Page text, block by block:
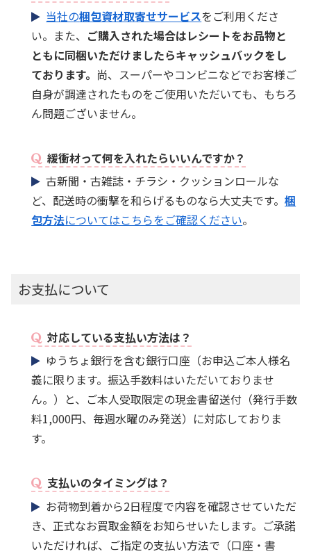
当社の梱包資材取寄せサービスをご利用くださ
い。また、 ご購入された場合はレシートをお品物と
ともに同梱いただけましたらキャッシュバックをし
ております。 尚、スーパーやコンビニなどでお客様ご
自身が調達されたものをご使用いただいても、もちろ
ん問題ございません。
緩衝材って何を入れたらいいんですか？
古新聞・古雑誌・チラシ・クッションロールな
ど、配送時の衝撃を和らげるものなら大丈夫です。梱
包方法についてはこちらをご確認ください。
お支払について
対応している支払い方法は？
ゆうちょ銀行を含む銀行口座（お申込ご本人様名
義に限ります。振込手数料はいただいておりませ
ん。）と、ご本人受取限定の現金書留送付（発行手数
料1,000円、毎週水曜のみ発送）に対応しておりま
す。
支払いのタイミングは？
お荷物到着から2日程度で内容を確認させていただ
き、正式なお買取金額をお知らせいたします。ご承諾
いただければ、ご指定の支払い方法で（口座・書